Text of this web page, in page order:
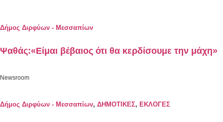
Δήμος Διρφύων - Μεσσαπίων
Ψαθάς:«Είμαι βέβαιος ότι θα κερδίσουμε την μάχη»
Newsroom
Δήμος Διρφύων - Μεσσαπίων, ΔΗΜΟΤΙΚΕΣ, ΕΚΛΟΓΕΣ